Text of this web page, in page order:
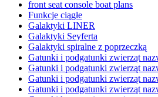
front seat console boat plans
Funkcje ciągłe
Galaktyki LINER
Galaktyki Seyferta
Galaktyki spiralne z poprzeczką
Gatunki i podgatunki zwierząt
Gatunki i podgatunki zwierząt
Gatunki i podgatunki zwierząt
Gatunki i podgatunki zwierząt